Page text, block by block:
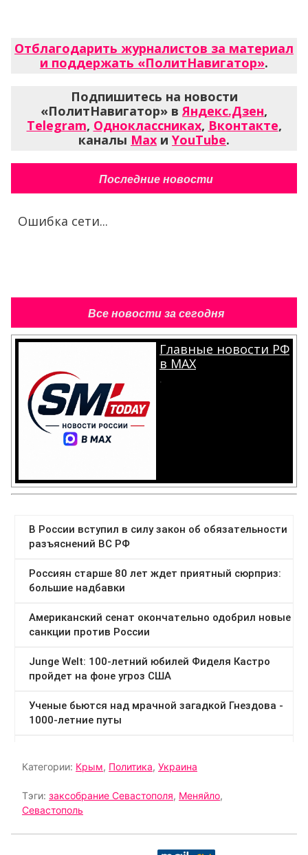
Отблагодарить журналистов за материал
и поддержать «ПолитНавигатор».
Подпишитесь на новости
«ПолитНавигатор» вЯндекс.Дзен,
Telegram, Одноклассниках, Вконтакте,
каналы Max и YouTube.
Последние новости
Ошибка сети...
Все новости за сегодня
Главные новости РФ
в MAX
.
Категории: Крым, Политика, Украина
Тэги: заксобрание Севастополя, Меняйло,
Севастополь